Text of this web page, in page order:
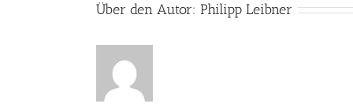
Über den Autor: Philipp Leibner